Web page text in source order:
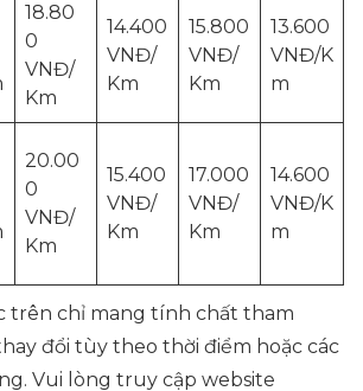
18.80
0
VNĐ/
Km
14.400
VNĐ/
Km
15.800
VNĐ/
Km
13.600
VNĐ/K
m
20.00
0
VNĐ/
Km
15.400
VNĐ/
Km
17.000
VNĐ/
Km
14.600
VNĐ/K
m
trên chỉ mang tính chất tham
đổi tùy theo thời điểm hoặc các
Vui lòng truy cập website